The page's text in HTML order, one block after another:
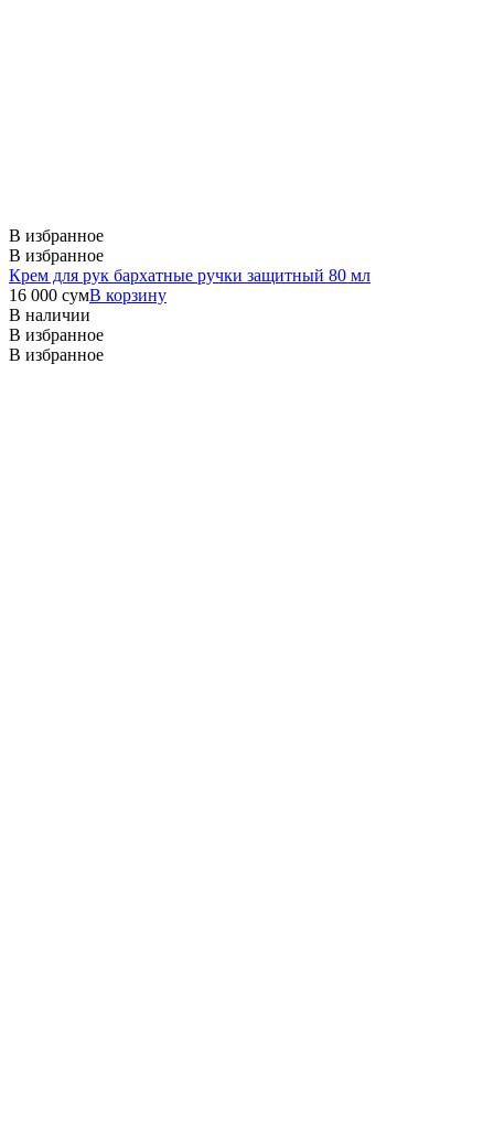
В избранное
В избранное
Крем для рук бархатные ручки защитный 80 мл
16 000 сумВ корзину
В наличии
В избранное
В избранное